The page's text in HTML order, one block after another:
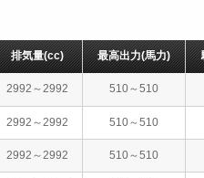
排気量(cc) 最高出力(馬力)
2992～2992 510～510
2992～2992 510～510
2992～2992 510～510